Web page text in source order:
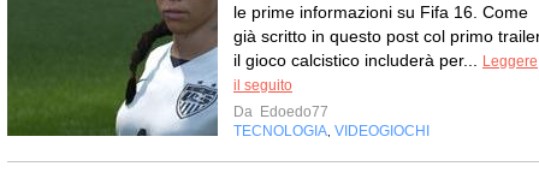
le prime informazioni su Fifa 16. Come
già scritto in questo post col primo
il gioco calcistico includerà per...
Leggere
il seguito
Da Edoedo77
TECNOLOGIA VIDEOGIOCHI